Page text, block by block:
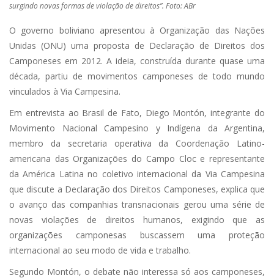
surgindo novas formas de violação de direitos”. Foto: ABr
O governo boliviano apresentou à Organização das Nações
Unidas (ONU) uma proposta de Declaração de Direitos dos
Camponeses em 2012. A ideia, construída durante quase uma
década, partiu de movimentos camponeses de todo mundo
vinculados à Via Campesina.
Em entrevista ao Brasil de Fato, Diego Montón, integrante do
Movimento Nacional Campesino y Indígena da Argentina,
membro da secretaria operativa da Coordenação Latino-
americana das Organizações do Campo Cloc e representante
da América Latina no coletivo internacional da Via Campesina
que discute a Declaração dos Direitos Camponeses, explica que
o avanço das companhias transnacionais gerou uma série de
novas violações de direitos humanos, exigindo que as
organizações camponesas buscassem uma proteção
internacional ao seu modo de vida e trabalho.
Segundo Montón, o debate não interessa só aos camponeses,